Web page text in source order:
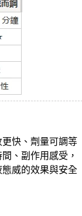
快、劑量可調等
、副作用感受，
威的效果與安全